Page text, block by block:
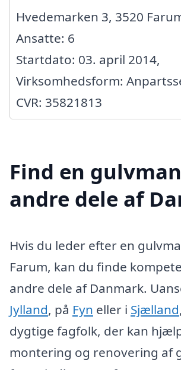
Hvedemarken 3, 3520
Ansatte: 6
Startdato: 03. april 2014,
Virksomhedsform:
CVR: 35821813
Find en
andre dele af
Hvis du leder efter en
Farum, kan du finde
andre dele af Danmark.
Jylland, på Fyn eller i Sjælland
dygtige fagfolk, der kan
montering og renovering af